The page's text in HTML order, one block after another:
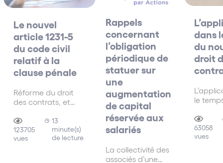
Le nouvel
article 1231-5
du code civil
relatif à la
clause pénale
Réforme du droit
des contrats, et
code civil relatif à la
clause pénale
123705
vues
13
minute(s)
de lecture
Rappels
concernant
l’obligation
périodique de
statuer sur
une
augmentation
de capital
réservée aux
salariés
La collectivité des
associés d’une
dans
du
droit
le
63058
vues